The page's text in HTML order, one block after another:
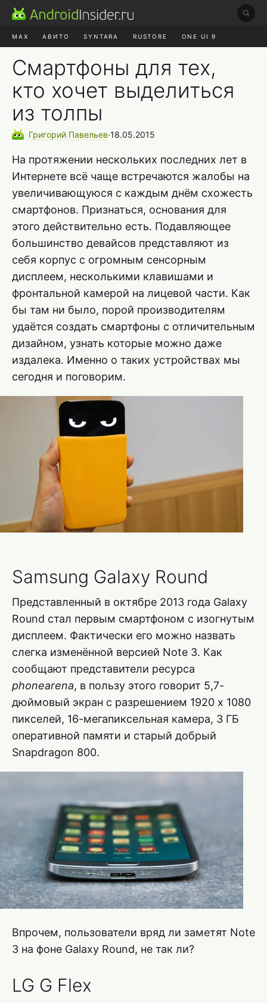
MAX АВИТО SYNTARA RUSTORE ONE UI 9
Смартфоны для тех,
кто хочет выделиться
из толпы
Григорий Павельев∙18.05.2015
На протяжении нескольких последних лет в
Интернете всё чаще встречаются жалобы на
увеличивающуюся с каждым днём схожесть
смартфонов. Признаться, основания для
этого действительно есть. Подавляющее
большинство девайсов представляют из
себя корпус с огромным сенсорным
дисплеем, несколькими клавишами и
фронтальной камерой на лицевой части. Как
бы там ни было, порой производителям
удаётся создать смартфоны с отличительным
дизайном, узнать которые можно даже
издалека. Именно о таких устройствах мы
сегодня и поговорим.
Samsung Galaxy Round
Представленный в октябре 2013 года Galaxy
Round стал первым смартфоном с изогнутым
дисплеем. Фактически его можно назвать
слегка изменённой версией Note 3. Как
сообщают представители ресурса
phonearena, в пользу этого говорит 5,7-
дюймовый экран с разрешением 1920 х 1080
пикселей, 16-мегапиксельная камера, 3 ГБ
оперативной памяти и старый добрый
Snapdragon 800.
Впрочем, пользователи вряд ли заметят Note
3 на фоне Galaxy Round, не так ли?
LG G Flex